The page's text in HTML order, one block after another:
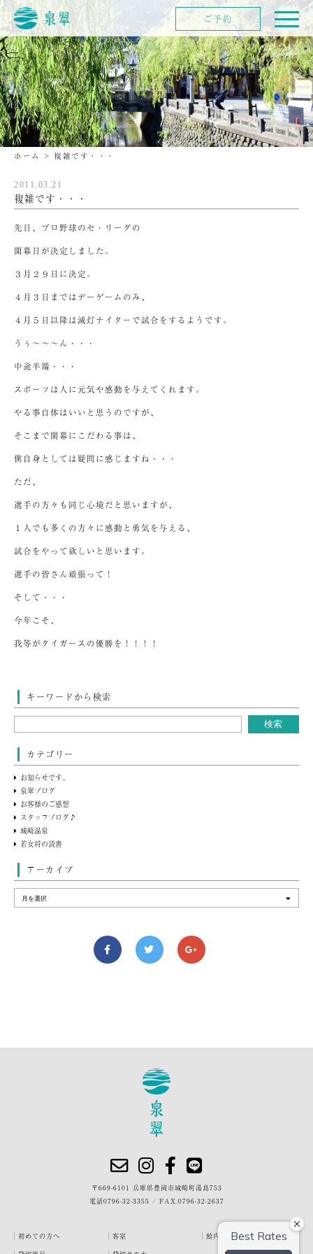
ホーム > 複雑です・・・
2011.03.21
複雑です・・・
先日、プロ野球のセ・リーグの
開幕日が決定しました。
３月２９日に決定。
４月３日まではデーゲームのみ、
４月５日以降は減灯ナイターで試合をするようです。
うぅ～～～ん・・・
中途半端・・・
スポーツは人に元気や感動を与えてくれます。
やる事自体はいいと思うのですが、
そこまで開幕にこだわる事は、
僕自身としては疑問に感じますね・・・
ただ、
選手の方々も同じ心境だと思いますが、
１人でも多くの方々に感動と勇気を与える、
試合をやって欲しいと思います。
選手の皆さん頑張って！
そして・・・
今年こそ、
我等がタイガースの優勝を！！！！
キーワードから検索
カテゴリー
お知らせです。
泉翠ブログ
お客様のご感想
スタッフブログ♪
城崎温泉
若女将の読書
アーカイブ
ご予約
〒669-6101 兵庫県豊岡市城崎町湯島753
電話0796-32-3355 / FAX.0796-32-2637
初めての方へ 客室
館内・施設